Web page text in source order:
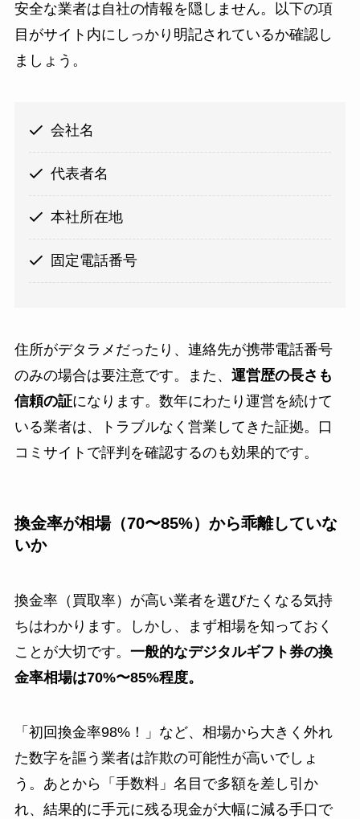
安全な業者は自社の情報を隠しません。以下の項
目がサイト内にしっかり明記されているか確認し
ましょう。
会社名
代表者名
本社所在地
固定電話番号
住所がデタラメだったり、連絡先が携帯電話番号
のみの場合は要注意です。また、 運営歴の長さも
信頼の証になります。数年にわたり運営を続けて
いる業者は、トラブルなく営業してきた証拠。口
コミサイトで評判を確認するのも効果的です。
換金率が相場（70〜85%）から乖離していな
いか
換金率（買取率）が高い業者を選びたくなる気持
ちはわかります。しかし、まず相場を知っておく
ことが大切です。 一般的なデジタルギフト券の換
金率相場は70%〜85%程度。
「初回換金率98%！」など、相場から大きく外れ
た数字を謳う業者は詐欺の可能性が高いでしょ
う。あとから「手数料」名目で多額を差し引か
れ、結果的に手元に残る現金が大幅に減る手口で